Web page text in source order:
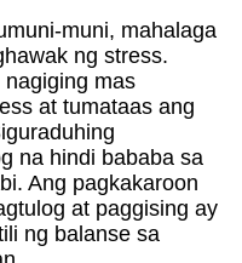
muni, mahalaga
ng stress.
mas
at tumataas ang
na hindi bababa sa
Ang pagkakaroon
at paggising ay
ng balanse sa